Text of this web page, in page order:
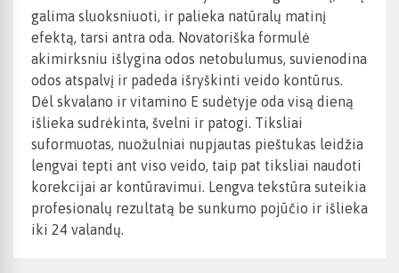
galima sluoksniuoti, ir palieka natūralų matinį
efektą, tarsi antra oda. Novatoriška formulė
akimirksniu išlygina odos netobulumus, suvienodina
odos atspalvį ir padeda išryškinti veido kontūrus.
Dėl skvalano ir vitamino E sudėtyje oda visą dieną
išlieka sudrėkinta, švelni ir patogi. Tiksliai
suformuotas, nuožulniai nupjautas pieštukas leidžia
lengvai tepti ant viso veido, taip pat tiksliai naudoti
korekcijai ar kontūravimui. Lengva tekstūra suteikia
profesionalų rezultatą be sunkumo pojūčio ir išlieka
iki 24 valandų.